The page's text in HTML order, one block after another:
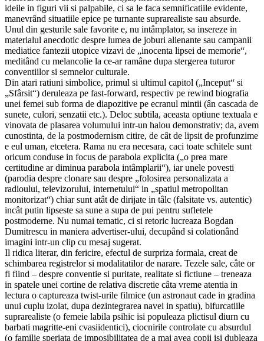
ideile in figuri vii si palpabile, ci sa le faca semnificatiile evidente,
manevrând situatiile epice pe turnante suprarealiste sau absurde.
Unul din gesturile sale favorite e, nu intâmplator, sa insereze in
materialul anecdotic despre lumea de joburi alienante sau campanii
mediatice fantezii utopice vizavi de „inocenta lipsei de memorie“,
meditând cu melancolie la ce-ar ramâne dupa stergerea tuturor
conventiilor si semnelor culturale.
Din atari ratiuni simbolice, primul si ultimul capitol („Inceput“ si
„Sfârsit“) deruleaza pe fast-forward, respectiv pe rewind biografia
unei femei sub forma de diapozitive pe ecranul mintii (ân cascada de
sunete, culori, senzatii etc.). Deloc subtila, aceasta optiune textuala e
vinovata de plasarea volumului intr-un halou demonstrativ; da, avem
cunostinta, de la postmodernism citire, de cât de lipsit de profunzime
e eul uman, etcetera. Rama nu era necesara, caci toate schitele sunt
oricum conduse in focus de parabola explicita („o prea mare
certitudine ar diminua parabola intâmplarii“), iar unele povesti
(parodia despre clonare sau despre „folosirea personalizata a
radioului, televizorului, internetului“ in „spatiul metropolitan
monitorizat“) chiar sunt atât de dirijate in tâlc (falsitate vs. autentic)
incât putin lipseste sa sune a supa de pui pentru sufletele
postmoderne. Nu numai tematic, ci si retoric lucreaza Bogdan
Dumitrescu in maniera advertiser-ului, decupând si colationând
imagini intr-un clip cu mesaj sugerat.
Il ridica literar, din fericire, efectul de surpriza formala, creat de
schimbarea registrelor si modalitatilor de narare. Tezele sale, câte or
fi fiind – despre conventie si puritate, realitate si fictiune – treneaza
in spatele unei cortine de relativa discretie câta vreme atentia in
lectura o captureaza twist-urile filmice (un astronaut cade in gradina
unui cuplu izolat, dupa dezintegrarea navei in spatiu), bifurcatiile
suprarealiste (o femeie labila psihic isi populeaza plictisul diurn cu
barbati magritte-eni cvasiidentici), ciocnirile controlate cu absurdul
(o familie speriata de imposibilitatea de a mai avea copii isi dubleaza